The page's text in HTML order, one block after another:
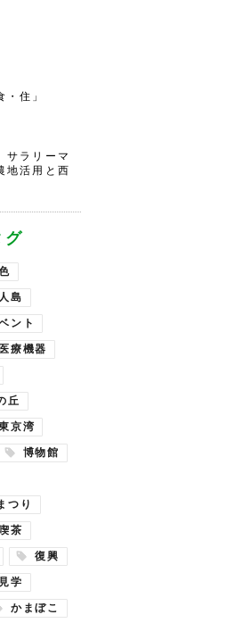
・住」
サラリーマ
地活用と西
グ
島
ント
医療機器
丘
京湾
博物館
つり
茶
復興
見学
かまぼこ